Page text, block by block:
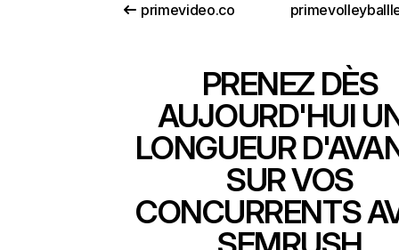
primevideo.co
PRENEZ DÈS
AUJOURD'HUI
LONGUEUR
SUR VOS
CONCURRENTS